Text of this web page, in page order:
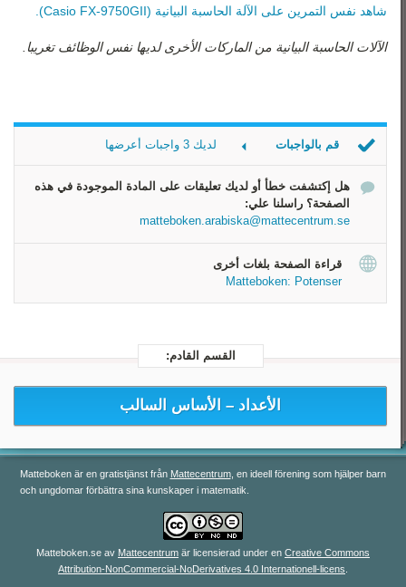
شاهد نفس التمرين على الآلة الحاسبة البيانية (Casio FX-9750GII).
الآلات الحاسبة البيانية من الماركات الأخرى لديها نفس الوظائف تغريبا.
قم بالواجبات لديك 3 واجبات أعرضها
القاعدة الصحيحة 1
القاعدة الصحيحة 2
القاعدة الصحيحة 3
هل إكتشفت خطأ أو لديك تعليقات على المادة الموجودة في هذه
الصفحة؟ راسلنا علي:
matteboken.arabiska@mattecentrum.se
قراءة الصفحة بلغات أخرى
Matteboken: Potenser
القسم القادم:
الأعداد – الأساس السالب
Matteboken är en gratistjänst från Mattecentrum, en ideell förening som hjälper barn
och ungdomar förbättra sina kunskaper i matematik.
Matteboken.se av Mattecentrum är licensierad under en Creative Commons
Attribution-NonCommercial-NoDerivatives 4.0 Internationell-licens